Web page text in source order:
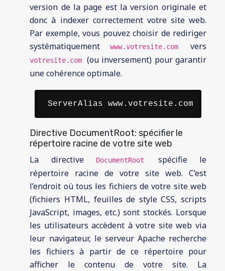
version de la page est la version originale et
donc à indexer correctement votre site web.
Par exemple, vous pouvez choisir de rediriger
systématiquementwww.votresite.com vers
votresite.com (ou inversement) pour garantir
une cohérence optimale.
ServerAlias www.votresite.com
Directive DocumentRoot: spécifier le
répertoire racine de votre site web
La directive
DocumentRoot spécifie le
répertoire racine de votre site web. C’est
l’endroit où tous les fichiers de votre site web
(fichiers HTML, feuilles de style CSS, scripts
JavaScript, images, etc.) sont stockés. Lorsque
les utilisateurs accèdent à votre site web via
leur navigateur, le serveur Apache recherche
les fichiers à partir de ce répertoire pour
afficher le contenu de votre site. La